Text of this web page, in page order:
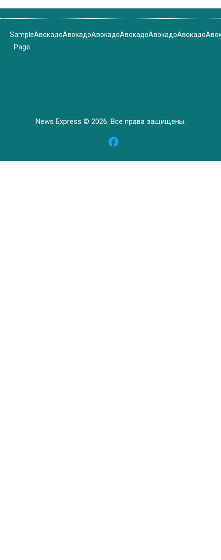
Sample
Page
АвокадоАвокадоАвокадоАвокадоАвокадоАвокадо
News Express © 2026. Все права защищены.